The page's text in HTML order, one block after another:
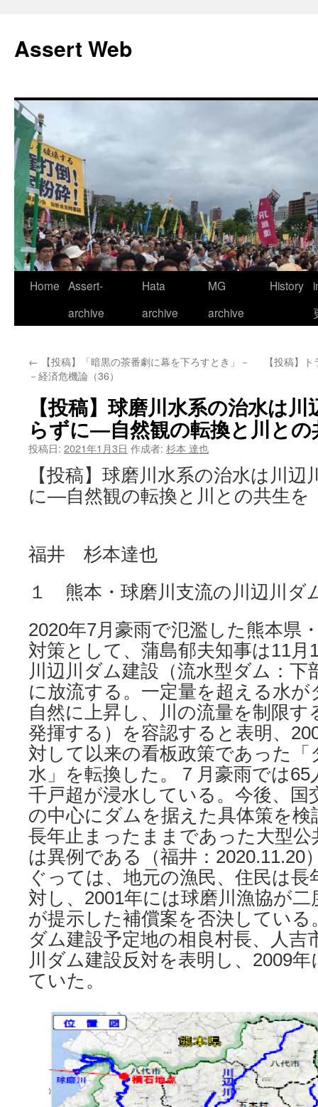
テ
ン
ス
キ
ッ
プ
Assert Web
Home Assert-
archive
Hata
archive
MG
archive
History
← 【投稿】「暗黒の茶番劇に幕を下ろすとき」－
－経済危機論（36）
【投稿】
【投稿】球磨川水系の治水は
らずに―自然観の転換と川との
投稿日: 2021年1月3日 作成者: 杉本 達也
【投稿】球磨川水系の治水は川
に―自然観の転換と川との共生を
福井 杉本達也
１ 熊本・球磨川支流の川辺川ダ
2020年7月豪雨で氾濫した熊本県
対策として、蒲島郁夫知事は11月
川辺川ダム建設（流水型ダム：下
に放流する。一定量を超える水
自然に上昇し、川の流量を制限す
発揮する）を容認すると表明、
対して以来の看板政策であった
水」を転換した。７月豪雨では65
千戸超が浸水している。今後、国
の中心にダムを据えた具体策を
長年止まったままであった大型
は異例である（福井：2020.11.20
ぐっては、地元の漁⺠、住⺠は
対し、2001年には球磨川漁協が
が提⽰した補償案を否決している
ダム建設予定地の相良村⻑、⼈吉
川ダム建設反対を表明し、2009
ていた。